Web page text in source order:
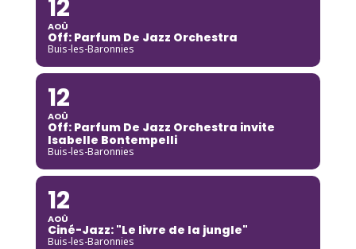
12
AOÛ
Off: Parfum De Jazz Orchestra
Buis-les-Baronnies
12
AOÛ
Off: Parfum De Jazz Orchestra invite
Isabelle Bontempelli
Buis-les-Baronnies
12
AOÛ
Ciné-Jazz: "Le livre de la jungle"
Buis-les-Baronnies